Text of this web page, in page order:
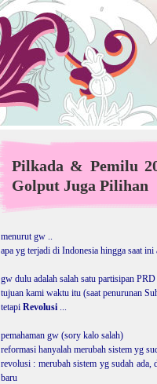
Pilkada & Pemilu
Golput Juga Pilihan
menurut gw ..
apa yg terjadi di Indonesia hingga saat
gw dulu adalah salah satu partisipan
tujuan kami waktu itu (saat penurunan
tetapi Revolusi ...
pemahaman gw (sory kalo salah)
reformasi hanyalah merubah sistem yg
revolusi : merubah sistem yg sudah ada,
baru